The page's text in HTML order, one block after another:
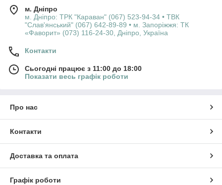
м. Дніпро
м. Дніпро: ТРК "Караван" (067) 523-94-34 • ТВК
"Слав'янський" (067) 642-89-89 • м. Запоріжжя: ТК
«Фаворит» (073) 116-24-30, Дніпро, Україна
Контакти
Сьогодні працює з 11:00 до 18:00
Показати весь графік роботи
Про нас
Контакти
Доставка та оплата
Графік роботи